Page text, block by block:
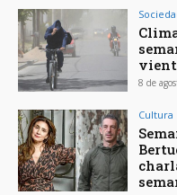
8 de
Cultura